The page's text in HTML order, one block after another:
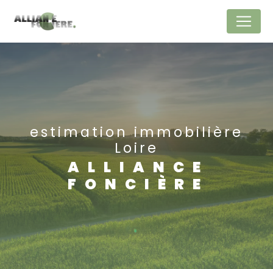
estimation immobilière
Loire
ALLIANCE
FONCIÈRE